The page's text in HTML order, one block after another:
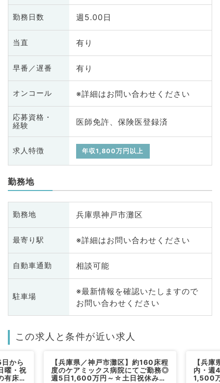
勤務日数 週5.00日
当直 有り
早番／遅番 有り
オンコール ※詳細はお問い合わせください
応募資格・
経験
医師免許、保険医登録済
求人特徴 年収1,800万円以上
勤務地
勤務地 兵庫県神戸市灘区
最寄り駅 ※詳細はお問い合わせください
自動車通勤 相談可能
駐車場
※最新情報を確認いたしますので
お問い合わせください
この求人と条件が近い求人
から
曜・祝
有床診
【兵庫県／神戸市灘区】約160床程
度のケアミックス病院にてご勤務◎
週5日1,600万円～☆土日祝休み・
【兵
内・週
1,500